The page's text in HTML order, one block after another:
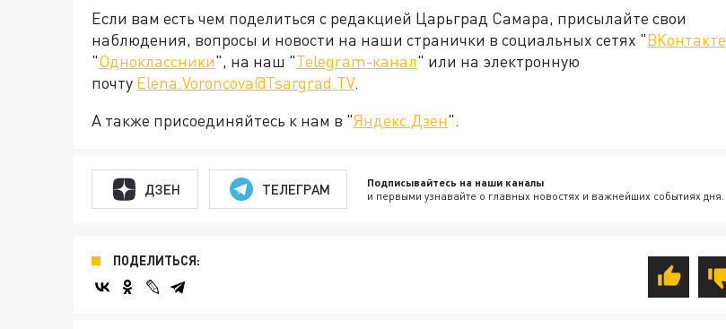
Если вам есть чем поделиться с редакцией Царьград Самара, присылайте свои
наблюдения, вопросы и новости на наши странички в социальных сетях "ВКонтакте
"Одноклассники", на наш "Telegram-канал" или на электронную
почту Elena.Voroncova@Tsargrad.TV.
А также присоединяйтесь к нам в "Яндекс.Дзен".
ДЗЕН ТЕЛЕГРАМ Подписывайтесь на наши каналы
и первыми узнавайте о главных новостях и важнейших событиях дня.
ПОДЕЛИТЬСЯ: